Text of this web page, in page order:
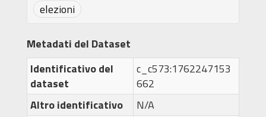
elezioni
Metadati del Dataset
Identificativo del
dataset
c_c573:1762247153
662
Altro identificativo
N/A